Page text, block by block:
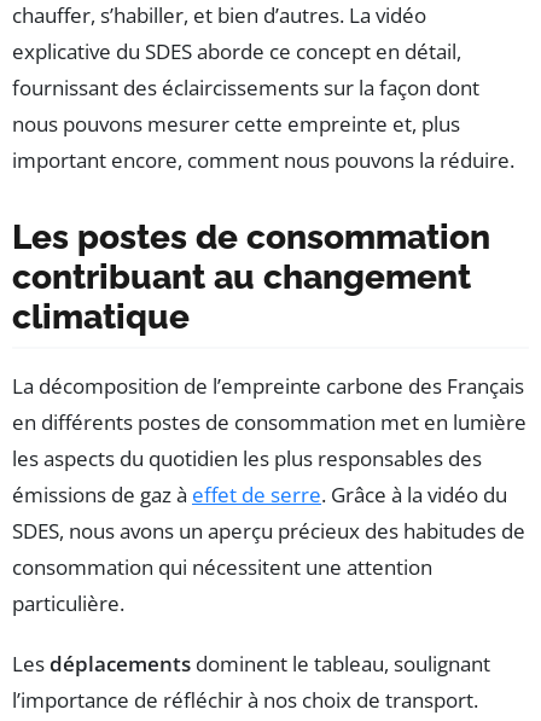
chauffer, s’habiller, et bien d’autres. La vidéo
explicative du SDES aborde ce concept en détail,
fournissant des éclaircissements sur la façon dont
nous pouvons mesurer cette empreinte et, plus
important encore, comment nous pouvons la réduire.
Les postes de consommation
contribuant au changement
climatique
La décomposition de l’empreinte carbone des Français
en différents postes de consommation met en lumière
les aspects du quotidien les plus responsables des
émissions de gaz à effet de serre. Grâce à la vidéo du
SDES, nous avons un aperçu précieux des habitudes de
consommation qui nécessitent une attention
particulière.
Lesdéplacements dominent le tableau, soulignant
l’importance de réfléchir à nos choix de transport.